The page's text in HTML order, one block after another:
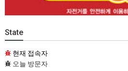
State
현재 접속자
오늘 방문자